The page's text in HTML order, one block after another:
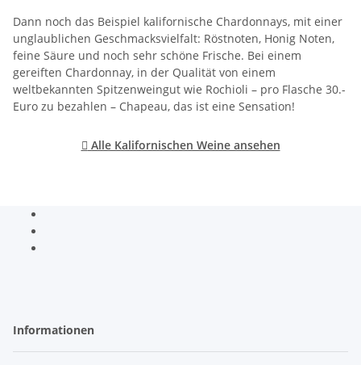
Dann noch das Beispiel kalifornische Chardonnays, mit einer
unglaublichen Geschmacksvielfalt: Röstnoten, Honig Noten,
feine Säure und noch sehr schöne Frische. Bei einem
gereiften Chardonnay, in der Qualität von einem
weltbekannten Spitzenweingut wie Rochioli – pro Flasche 30.-
Euro zu bezahlen – Chapeau, das ist eine Sensation!
 Alle Kalifornischen Weine ansehen
Informationen